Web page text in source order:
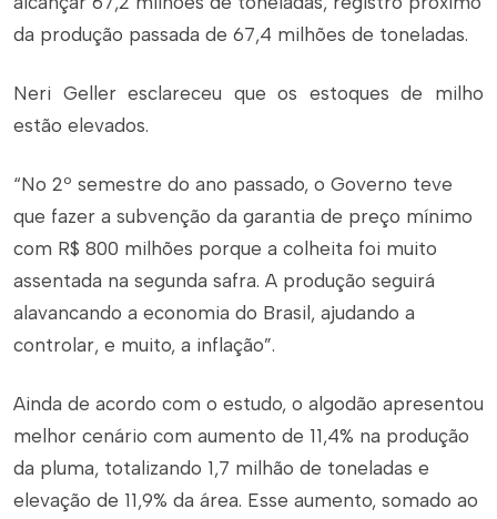
da produção passada de 67,4 milhões de toneladas.
Neri Geller esclareceu que os estoques de milho
estão elevados.
“No 2º semestre do ano passado, o Governo teve
que fazer a subvenção da garantia de preço mínimo
com R$ 800 milhões porque a colheita foi muito
assentada na segunda safra. A produção seguirá
alavancando a economia do Brasil, ajudando a
controlar, e muito, a inflação”.
Ainda de acordo com o estudo, o algodão apresentou
melhor cenário com aumento de 11,4% na produção
da pluma, totalizando 1,7 milhão de toneladas e
elevação de 11,9% da área. Esse aumento, somado ao